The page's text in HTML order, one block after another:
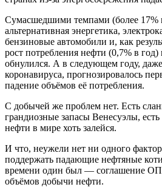
Сумасшедшими темпами (более 17%
альтернативная энергетика,
бензиновые автомобили и, как
рост потребления нефти (0,7% в
обнулился. А в следующем году, даже
коронавируса, прогнозировалось
падение объёмов её потребления.
С добычей же проблем нет. Есть
грандиозные запасы Венесуэлы,
нефти в мире хоть залейся.
И что, неужели нет ни одного
поддержать падающие нефтяные
времени один был — соглашение
объёмов добычи нефти.